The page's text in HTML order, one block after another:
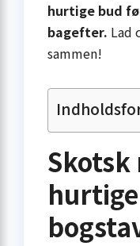
hurtige bud
bagefter. Lad
sammen!
Skotsk